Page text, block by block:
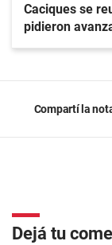
Caciques se
pidieron
Compartí la
Dejá tu